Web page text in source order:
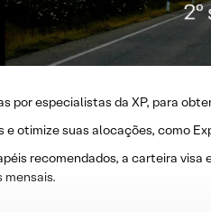
por especialistas da XP, para
otimize suas alocações, como
recomendados, a carteira
mensais.